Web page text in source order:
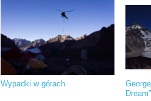
kilometrów, samotnie,
autostopem. Wyprawa jest
częścią projektu pod nazwą ,,Z
uśmiechem na (Bliski)
Wschód”.
do
trudno
w
by
Wypadki w górach
Dream”